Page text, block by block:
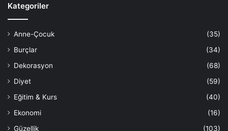
Kategoriler
Anne-Çocuk
(35)
Burçlar
(34)
Dekorasyon
(68)
Diyet
(59)
Eğitim & Kurs
(40)
Ekonomi
(16)
Güzellik
(103)